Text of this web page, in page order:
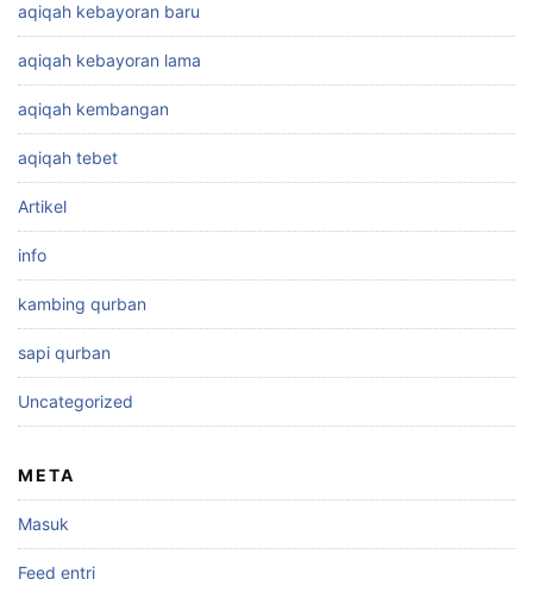
aqiqah kebayoran baru
aqiqah kebayoran lama
aqiqah kembangan
aqiqah tebet
Artikel
info
kambing qurban
sapi qurban
Uncategorized
META
Masuk
Feed entri